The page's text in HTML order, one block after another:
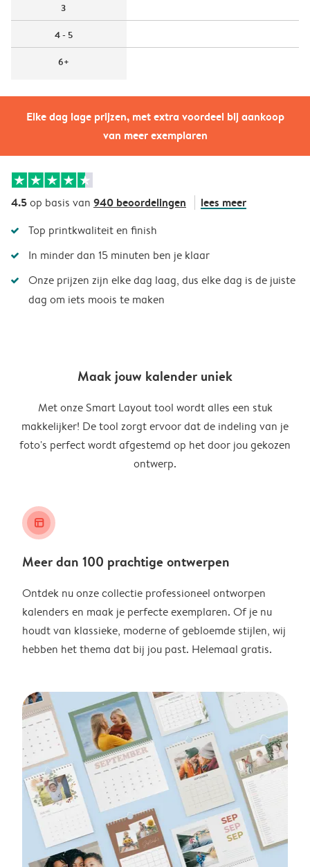
Elke dag lage prijzen, met extra voordeel bij aankoop
van meer exemplaren
3
4 - 5
6+
4.5op basis van 940 beoordelingen lees meer
Top printkwaliteit en finish
In minder dan 15 minuten ben je klaar
Onze prijzen zijn elke dag laag, dus elke dag is de juiste
dag om iets moois te maken
Maak jouw kalender uniek
Met onze Smart Layout tool wordt alles een stuk
makkelijker! De tool zorgt ervoor dat de indeling van je
foto's perfect wordt afgestemd op het door jou gekozen
ontwerp.
layout_alt
Meer dan 100 prachtige ontwerpen
Ontdek nu onze collectie professioneel ontworpen
kalenders en maak je perfecte exemplaren. Of je nu
houdt van klassieke, moderne of gebloemde stijlen, wij
hebben het thema dat bij jou past. Helemaal gratis.